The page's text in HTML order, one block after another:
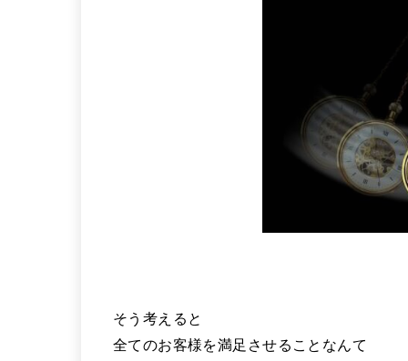
そう考えると
全てのお客様を満足させることなんて